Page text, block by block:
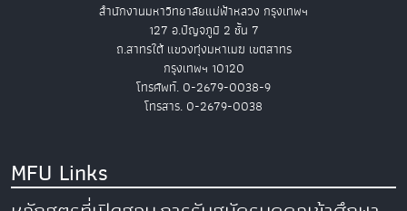
สำนักงานมหาวิทยาลัยแม่ฟ้าหลวง กรุงเทพฯ
127 อ.ปัญจภูมิ 2 ชั้น 7
ถ.สาทรใต้ แขวงทุ่งมหาเมฆ เขตสาทร
กรุงเทพฯ 10120
โทรศัพท์. 0-2679-0038-9
โทรสาร. 0-2679-0038
MFU Links